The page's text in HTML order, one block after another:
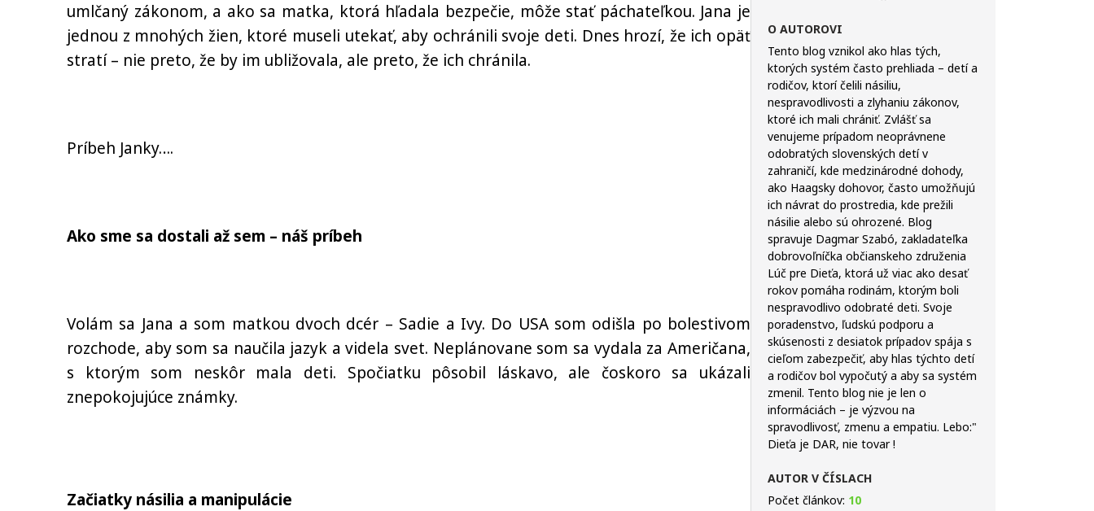
umlčaný zákonom, a ako sa matka, ktorá hľadala bezpečie, môže stať páchateľkou. Jana je
jednou z mnohých žien, ktoré museli utekať, aby ochránili svoje deti. Dnes hrozí, že ich opäť
stratí – nie preto, že by im ubližovala, ale preto, že ich chránila.
Príbeh Janky….
Ako sme sa dostali až sem – náš príbeh
Volám sa Jana a som matkou dvoch dcér – Sadie a Ivy. Do USA som odišla po bolestivom
rozchode, aby som sa naučila jazyk a videla svet. Neplánovane som sa vydala za Američana,
s ktorým som neskôr mala deti. Spočiatku pôsobil láskavo, ale čoskoro sa ukázali
znepokojujúce známky.
Začiatky násilia a manipulácie
O AUTOROVI
Tento blog vznikol ako hlas tých,
ktorých systém často prehliada – detí a
rodičov, ktorí čelili násiliu,
nespravodlivosti a zlyhaniu zákonov,
ktoré ich mali chrániť. Zvlášť sa
venujeme prípadom neoprávnene
odobratých slovenských detí v
zahraničí, kde medzinárodné dohody,
ako Haagsky dohovor, často umožňujú
ich návrat do prostredia, kde prežili
násilie alebo sú ohrozené. Blog
spravuje Dagmar Szabó, zakladateľka
dobrovoľníčka občianskeho združenia
Lúč pre Dieťa, ktorá už viac ako desať
rokov pomáha rodinám, ktorým boli
nespravodlivo odobraté deti. Svoje
poradenstvo, ľudskú podporu a
skúsenosti z desiatok prípadov spája s
cieľom zabezpečiť, aby hlas týchto detí
a rodičov bol vypočutý a aby sa systém
zmenil. Tento blog nie je len o
informáciách – je výzvou na
spravodlivosť, zmenu a empatiu. Lebo:"
Dieťa je DAR, nie tovar !
AUTOR V ČÍSLACH
Počet článkov: 10